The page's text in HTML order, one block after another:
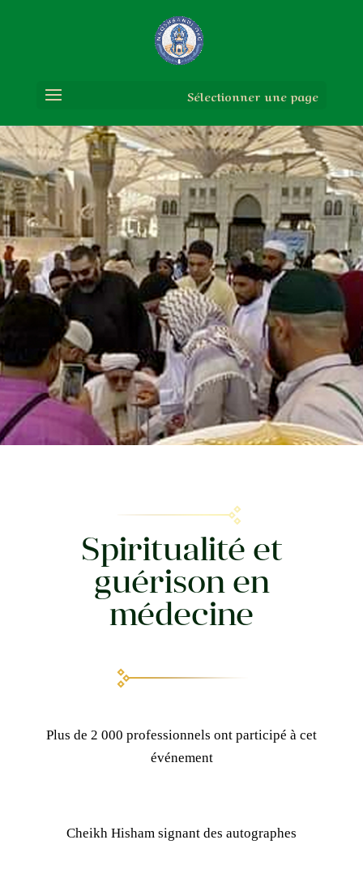
Sélectionner une page
Spiritualité et
guérison en
médecine
Plus de 2 000 professionnels ont participé à cet
événement
Cheikh Hisham signant des autographes